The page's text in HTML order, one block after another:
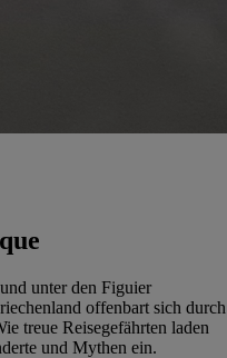
unter den Figuier
offenbart sich durch
treue Reisegefährten laden
und Mythen ein.